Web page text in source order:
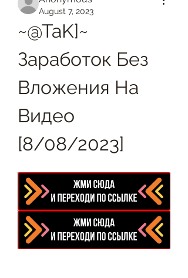
August 7, 2023
~@TaK]~
Заработок Без
Вложения На
Видео
[8/08/2023]